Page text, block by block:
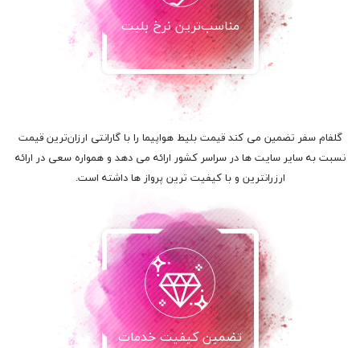
مناسب‌ترین نرخ بلیت
گلفام سفر تضمین می کند قیمت بلیط هواپیما را با گارانتی ارزان‌ترین قیمت
نسبت به سایر سایت ها در سراسر کشور ارائه می دهد و همواره سعی در ارائه
ارزرانترین و با کیفیت ترین پرواز ها داشته است.
تضمین کیفیت خدمات